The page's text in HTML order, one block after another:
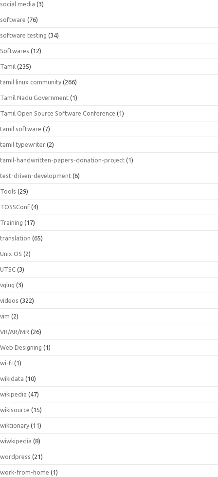
social media (3)
software (76)
software testing (34)
Softwares (12)
Tamil (235)
tamil linux community (266)
Tamil Nadu Government (1)
Tamil Open Source Software Conference (1)
tamil software (7)
tamil typewriter (2)
tamil-handwritten-papers-donation-project (1)
test-driven-development (6)
Tools (29)
TOSSConf (4)
Training (17)
translation (65)
Unix OS (2)
UTSC (3)
vglug (3)
videos (322)
vim (2)
VR/AR/MR (26)
Web Designing (1)
wi-fi (1)
wikidata (10)
wikipedia (47)
wikisource (15)
wiktionary (11)
wiwkipedia (8)
wordpress (21)
work-from-home (1)